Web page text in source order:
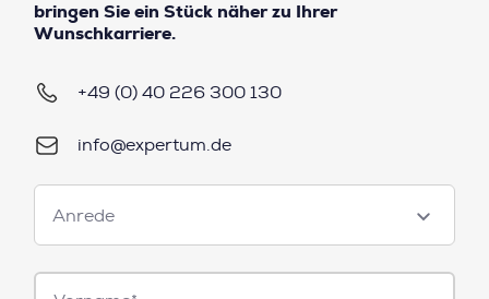
bringen Sie ein Stück näher zu Ihrer
Wunschkarriere.
+49 (0) 40 226 300 130
info@expertum.de
Anrede
Anrede
Vorname*